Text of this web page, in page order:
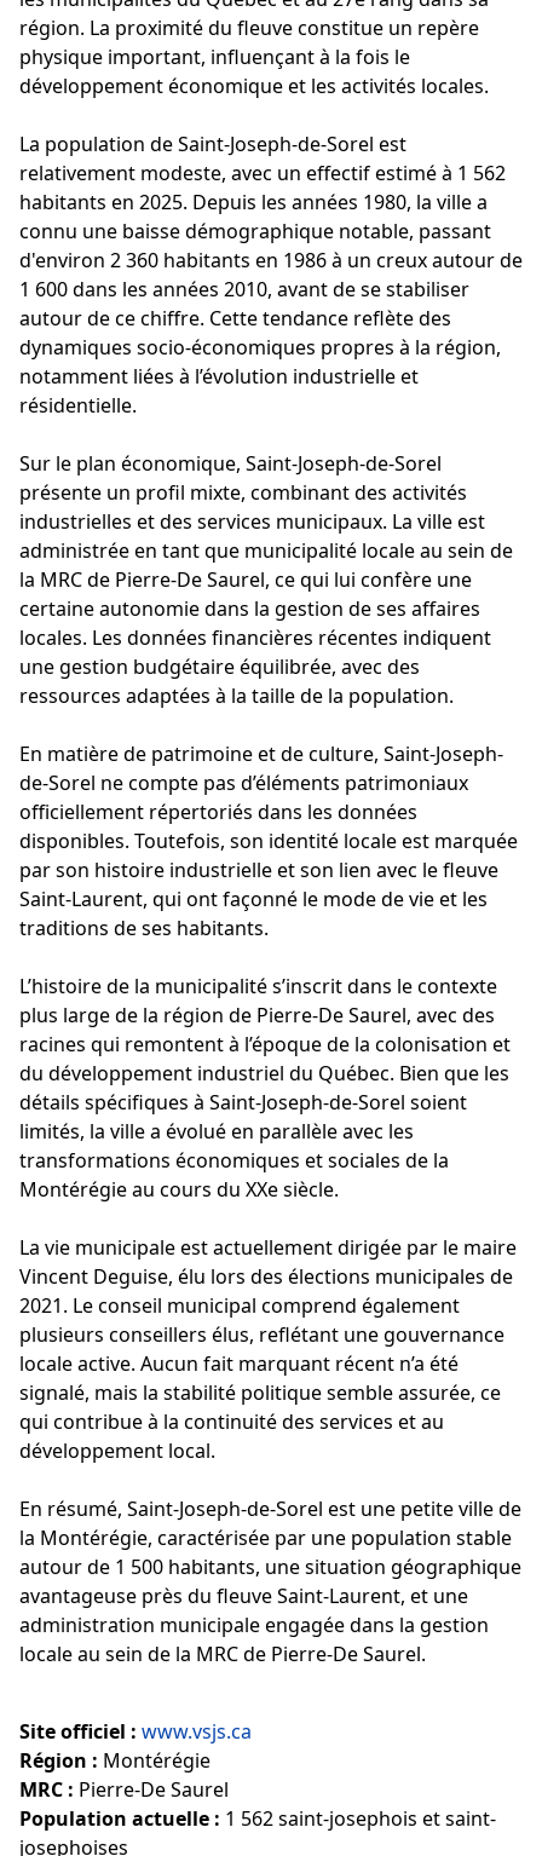
région. La proximité du fleuve constitue un repère
physique important, influençant à la fois le
développement économique et les activités locales.
La population de Saint-Joseph-de-Sorel est
relativement modeste, avec un effectif estimé à 1 562
habitants en 2025. Depuis les années 1980, la ville a
connu une baisse démographique notable, passant
d'environ 2 360 habitants en 1986 à un creux autour de
1 600 dans les années 2010, avant de se stabiliser
autour de ce chiffre. Cette tendance reflète des
dynamiques socio-économiques propres à la région,
notamment liées à l’évolution industrielle et
résidentielle.
Sur le plan économique, Saint-Joseph-de-Sorel
présente un profil mixte, combinant des activités
industrielles et des services municipaux. La ville est
administrée en tant que municipalité locale au sein de
la MRC de Pierre-De Saurel, ce qui lui confère une
certaine autonomie dans la gestion de ses affaires
locales. Les données financières récentes indiquent
une gestion budgétaire équilibrée, avec des
ressources adaptées à la taille de la population.
En matière de patrimoine et de culture, Saint-Joseph-
de-Sorel ne compte pas d’éléments patrimoniaux
officiellement répertoriés dans les données
disponibles. Toutefois, son identité locale est marquée
par son histoire industrielle et son lien avec le fleuve
Saint-Laurent, qui ont façonné le mode de vie et les
traditions de ses habitants.
L’histoire de la municipalité s’inscrit dans le contexte
plus large de la région de Pierre-De Saurel, avec des
racines qui remontent à l’époque de la colonisation et
du développement industriel du Québec. Bien que les
détails spécifiques à Saint-Joseph-de-Sorel soient
limités, la ville a évolué en parallèle avec les
transformations économiques et sociales de la
Montérégie au cours du XXe siècle.
La vie municipale est actuellement dirigée par le maire
Vincent Deguise, élu lors des élections municipales de
2021. Le conseil municipal comprend également
plusieurs conseillers élus, reflétant une gouvernance
locale active. Aucun fait marquant récent n’a été
signalé, mais la stabilité politique semble assurée, ce
qui contribue à la continuité des services et au
développement local.
En résumé, Saint-Joseph-de-Sorel est une petite ville de
la Montérégie, caractérisée par une population stable
autour de 1 500 habitants, une situation géographique
avantageuse près du fleuve Saint-Laurent, et une
administration municipale engagée dans la gestion
locale au sein de la MRC de Pierre-De Saurel.
Site officiel : www.vsjs.ca
Région : Montérégie
MRC : Pierre-De Saurel
Population actuelle : 1 562 saint-josephois et saint-
josephoises